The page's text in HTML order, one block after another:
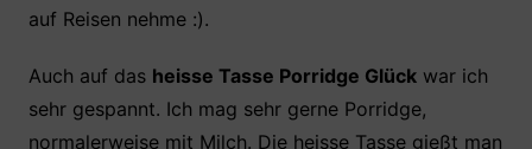
auf Reisen nehme :).
Auch auf das heisse Tasse Porridge Glückwar ich
sehr gespannt. Ich mag sehr gerne Porridge,
normalerweise mit Milch. Die heisse Tasse gießt man